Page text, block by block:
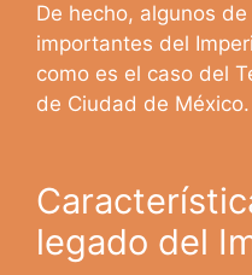
De hecho, algunos
importantes del
como es el caso del
de Ciudad de México.
legado del